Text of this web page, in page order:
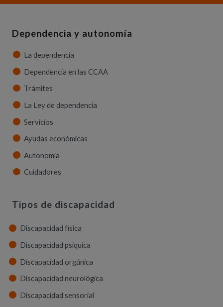
Dependencia y autonomía
La dependencia
Dependencia en las CCAA
Trámites
La Ley de dependencia
Servicios
Ayudas económicas
Autonomía
Cuidadores
Tipos de discapacidad
Discapacidad física
Discapacidad psíquica
Discapacidad orgánica
Discapacidad neurológica
Discapacidad sensorial